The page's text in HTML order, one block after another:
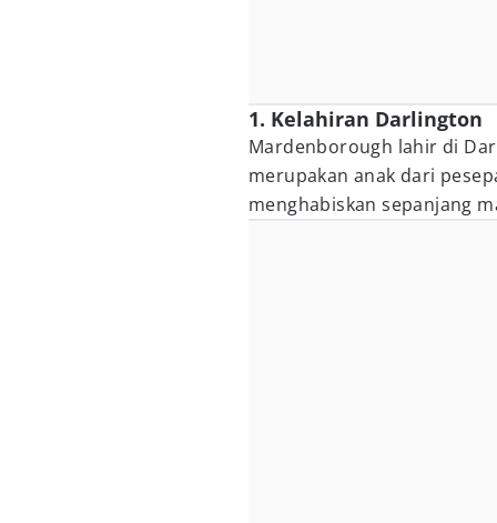
1. Kelahiran Darlington
Mardenborough lahir di
merupakan anak dari
menghabiskan sepanjang